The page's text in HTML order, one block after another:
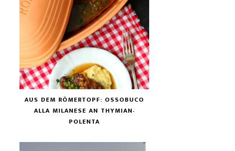
AUS DEM RÖMERTOPF: OSSOBUCO
ALLA MILANESE AN THYMIAN-
POLENTA